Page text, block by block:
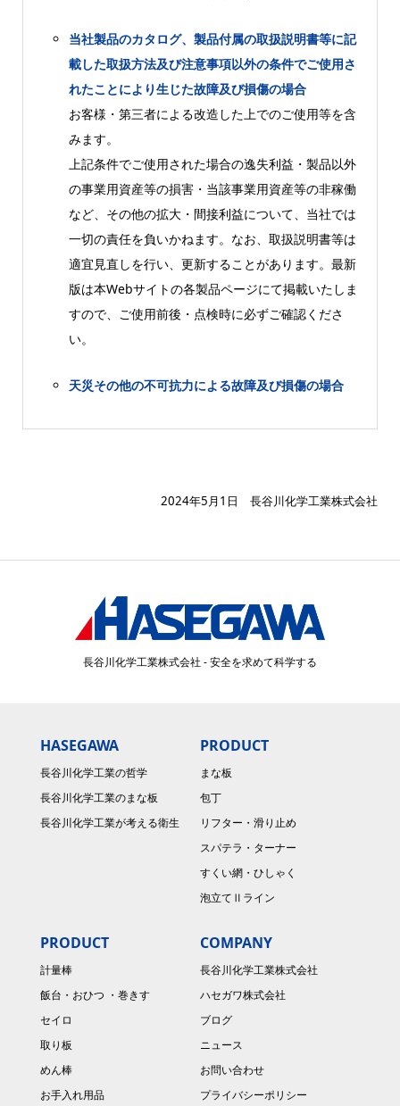
当社製品のカタログ、製品付属の取扱説明書等に記
載した取扱方法及び注意事項以外の条件でご使用さ
れたことにより生じた故障及び損傷の場合
お客様・第三者による改造した上でのご使用等を含
みます。
上記条件でご使用された場合の逸失利益・製品以外
の事業用資産等の損害・当該事業用資産等の非稼働
など、その他の拡大・間接利益について、当社では
一切の責任を負いかねます。なお、取扱説明書等は
適宜見直しを行い、更新することがあります。最新
版は本Webサイトの各製品ページにて掲載いたしま
すので、ご使用前後・点検時に必ずご確認くださ
い。
天災その他の不可抗力による故障及び損傷の場合
2024年5月1日 長谷川化学工業株式会社
長谷川化学工業株式会社 - 安全を求めて科学する
HASEGAWA
長谷川化学工業の哲学
長谷川化学工業のまな板
長谷川化学工業が考える衛生
PRODUCT
まな板
包丁
リフター・滑り止め
スパテラ・ターナー
すくい網・ひしゃく
泡立てⅡライン
PRODUCT
計量棒
飯台・おひつ ・巻きす
セイロ
取り板
めん棒
お手入れ用品
COMPANY
長谷川化学工業株式会社
ハセガワ株式会社
ブログ
ニュース
お問い合わせ
プライバシーポリシー